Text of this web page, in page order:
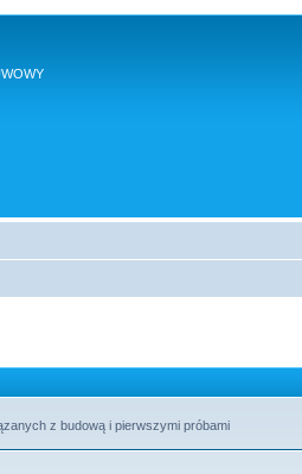
z budową i pierwszymi próbami